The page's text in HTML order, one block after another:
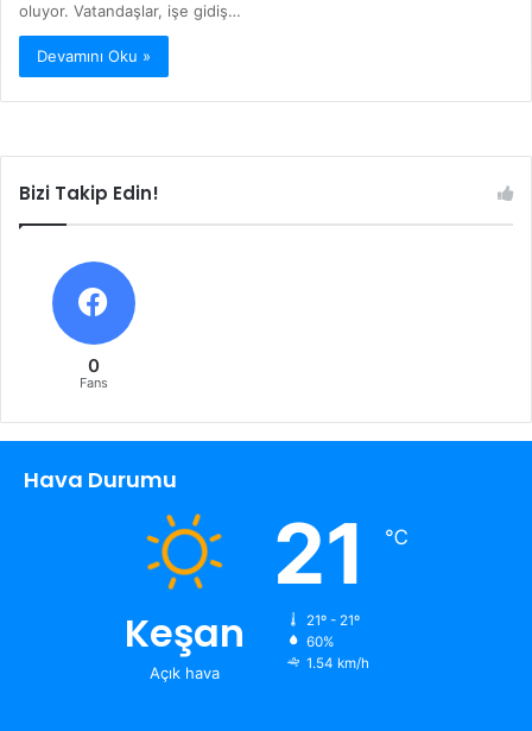
oluyor. Vatandaşlar, işe gidiş…
Devamını Oku »
Bizi Takip Edin!
0
Fans
Hava Durumu
Keşan
Açık hava
21 ℃
21º - 21º
60%
1.54 km/h